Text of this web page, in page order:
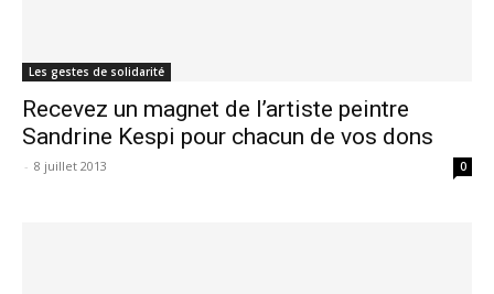
Les gestes de solidarité
Recevez un magnet de l’artiste peintre
Sandrine Kespi pour chacun de vos dons
- 8 juillet 2013 0